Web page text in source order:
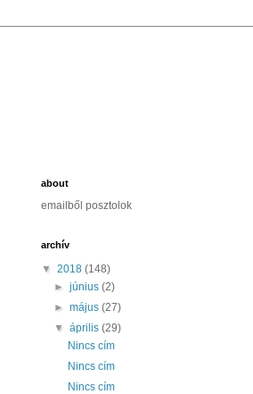
about
emailből posztolok
archív
▼ 2018 (148)
►június(2)
►május(27)
▼április(29)
Nincs cím
Nincs cím
Nincs cím